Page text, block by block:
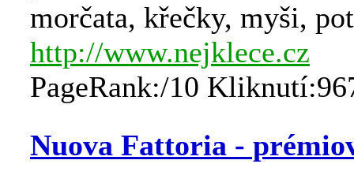
morčata, křečky, myši,
http://www.nejklece.cz
PageRank:/10
Nuova Fattoria -